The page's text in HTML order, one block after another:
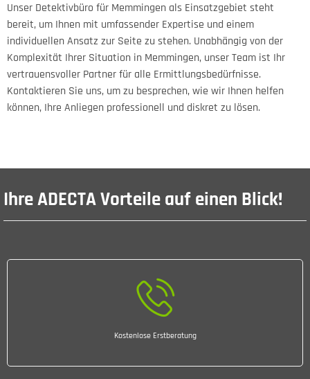
Unser Detektivbüro für Memmingen als Einsatzgebiet steht
bereit, um Ihnen mit umfassender Expertise und einem
individuellen Ansatz zur Seite zu stehen. Unabhängig von der
Komplexität Ihrer Situation in Memmingen, unser Team ist Ihr
vertrauensvoller Partner für alle Ermittlungsbedürfnisse.
Kontaktieren Sie uns, um zu besprechen, wie wir Ihnen helfen
können, Ihre Anliegen professionell und diskret zu lösen.
Ihre ADECTA Vorteile auf einen Blick!
Kostenlose Erstberatung